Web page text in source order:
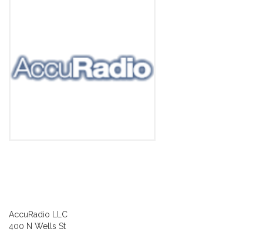
AccuRadio LLC
400 N Wells St